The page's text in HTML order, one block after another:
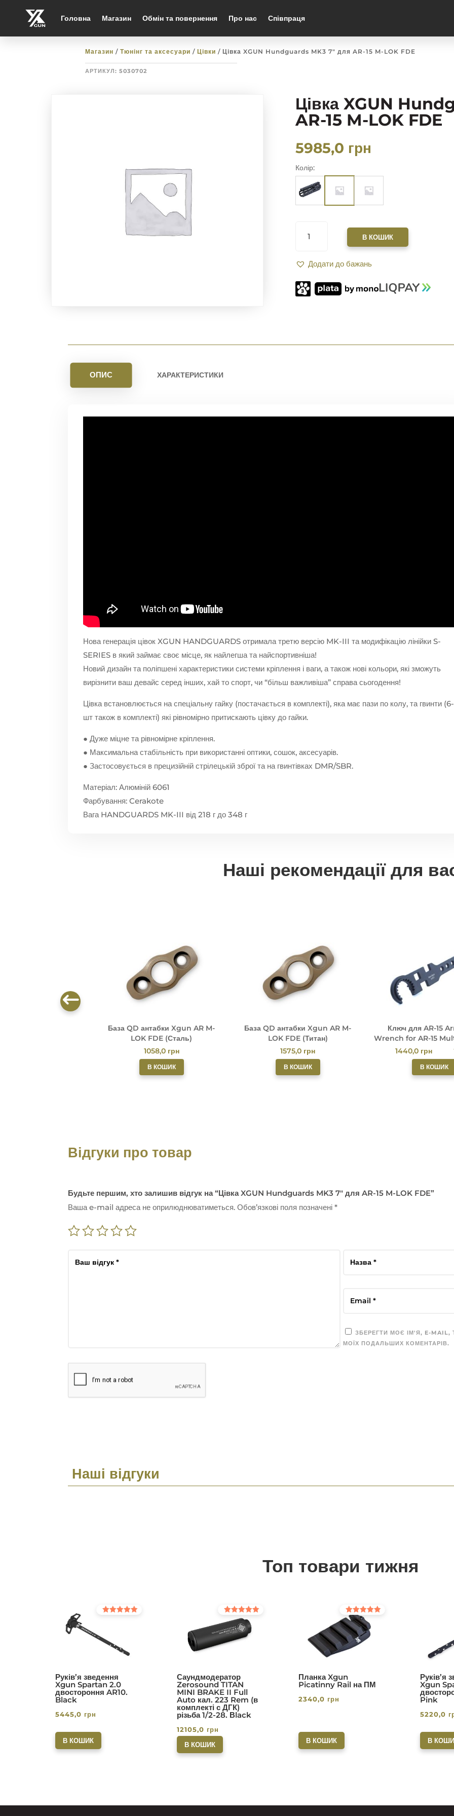
Головна Магазин Обмін та повернення Про нас Співпраця
Магазин / Тюнінг та аксесуари / Цівки / Цівка XGUN Hundguards MK3 7″ для AR-15 M-LOK FDE
АРТИКУЛ: 5030702
Цівка XGUN
AR-15 M-LOK FDE
5985,0 грн
Колір:
XGUN
7"
AR-
15
В КОШИК
Додати до бажань
ОПИС ХАРАКТЕРИСТИКИ
Нова генерація цівок XGUN HANDGUARDS отримала третю версію MK-III та модифікацію лінійки S-
SERIES в який займає своє місце, як найлегша та найспортивніша!
Новий дизайн та поліпшені характеристики системи кріплення і ваги, а також нові кольори, які зможуть
вирізнити ваш девайс серед інших, хай то спорт, чи “більш важливіша” справа сьогодення!
Цівка встановлюється на спеціальну гайку (постачається в комплекті), яка має пази по колу, та гвинти (6-
шт також в комплекті) які рівномірно притискають цівку до гайки.
● Дуже міцне та рівномірне кріплення.
● Максимальна стабільність при використанні оптики, сошок, аксесуарів.
● Застосовується в прецизійній стрілецькій зброї та на гвинтівках DMR/SBR.
Матеріал: Алюміній 6061
Фарбування: Cerakote
Вага HANDGUARDS MK-III від 218 г до 348 г
Наші рекомендації для
База QD антабки Xgun AR M-
LOK FDE (Сталь)
1058,0 грн
В КОШИК
База QD антабки Xgun AR M-
LOK FDE (Титан)
1575,0 грн
В КОШИК
Ключ для AR-15
Wrench for AR-15
Tool by
1440,0 грн
В КОШИК
Відгуки про товар
Будьте першим, хто залишив відгук на “Цівка XGUN Hundguards MK3 7″ для AR-15 M-LOK FDE”
Ваша e-mail адреса не оприлюднюватиметься. Обов’язкові поля позначені*
ЗБЕРЕГТИ МОЄ ІМ'Я, E-
МОЇХ ПОДАЛЬШИХ КОМЕНТАРІВ.
Наші відгуки
Топ товари тижня
Руків’я зведення
Xgun Spartan 2.0
двостороння AR10.
Black
5445,0 грн
В КОШИК
Саундмодератор
Zerosound TITAN
MINI BRAKE II Full
Auto кал. 223 Rem (в
комплекті с ДГК)
різьба 1/2-28. Вlack
Оцінено в
5.00
з 5
12105,0 грн
В КОШИК
Планка Xgun
Picatinny Rail на ПМ
Оцінено в
5.00
з 5
2340,0 грн
В КОШИК
Руків’я
Xgun
Pink
5220,0
В